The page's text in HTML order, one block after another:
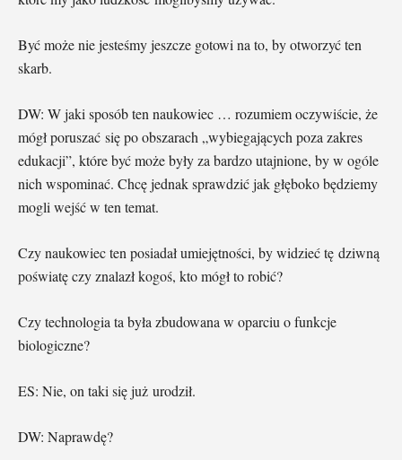
Być może nie jesteśmy jeszcze gotowi na to, by otworzyć ten
skarb.
DW: W jaki sposób ten naukowiec … rozumiem oczywiście, że
mógł poruszać się po obszarach „wybiegających poza zakres
edukacji”, które być może były za bardzo utajnione, by w ogóle
nich wspominać. Chcę jednak sprawdzić jak głęboko będziemy
mogli wejść w ten temat.
Czy naukowiec ten posiadał umiejętności, by widzieć tę dziwną
poświatę czy znalazł kogoś, kto mógł to robić?
Czy technologia ta była zbudowana w oparciu o funkcje
biologiczne?
ES: Nie, on taki się już urodził.
DW: Naprawdę?